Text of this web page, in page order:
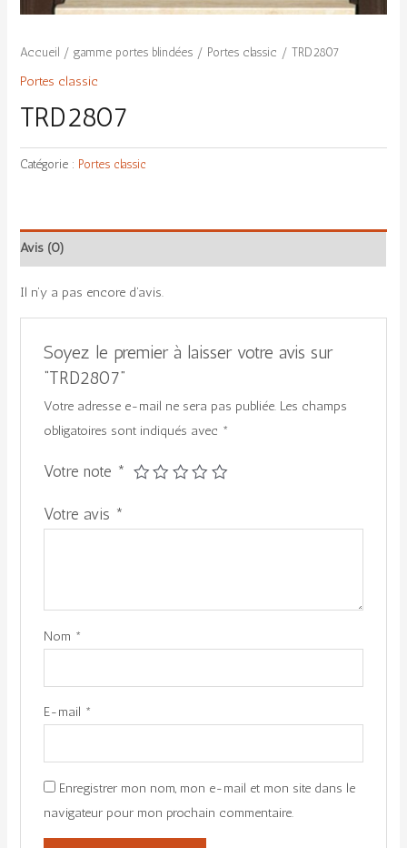
Accueil /gamme portes blindées / Portes classic / TRD2807
Portes classic
TRD2807
Catégorie : Portes classic
Avis (0)
Il n’y a pas encore d’avis.
Soyez le premier à laisser votre avis sur
“TRD2807”
Votre adresse e-mail ne sera pas publiée. Les champs
obligatoires sont indiqués avec *
Votre note *
Votre avis *
Nom *
E-mail *
Enregistrer mon nom, mon e-mail et mon site dans le
navigateur pour mon prochain commentaire.